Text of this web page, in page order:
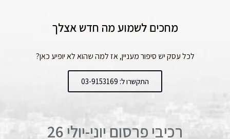
מחכים לשמוע מה חדש אצלך
לכל עסק יש סיפור מעניין, אז למה שהוא לא יופיע כאן?
התקשרו ל: 03-9153169
רכיבי פרסום יוני-יולי 26